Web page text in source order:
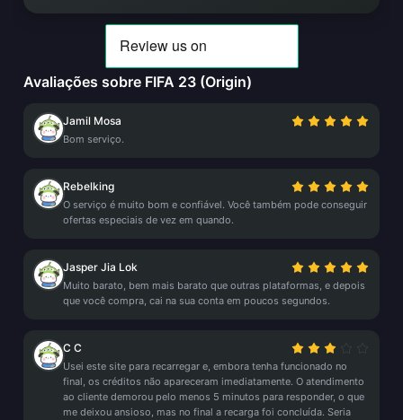
Avaliações sobre FIFA 23 (Origin)
Jamil Mosa
Bom serviço.
Rebelking
O serviço é muito bom e confiável. Você também pode conseguir
ofertas especiais de vez em quando.
Jasper Jia Lok
Muito barato, bem mais barato que outras plataformas, e depois
que você compra, cai na sua conta em poucos segundos.
C C
Usei este site para recarregar e, embora tenha funcionado no
final, os créditos não apareceram imediatamente. O atendimento
ao cliente demorou pelo menos 5 minutos para responder, o que
me deixou ansioso, mas no final a recarga foi concluída. Seria